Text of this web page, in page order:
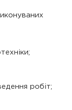
робіт;